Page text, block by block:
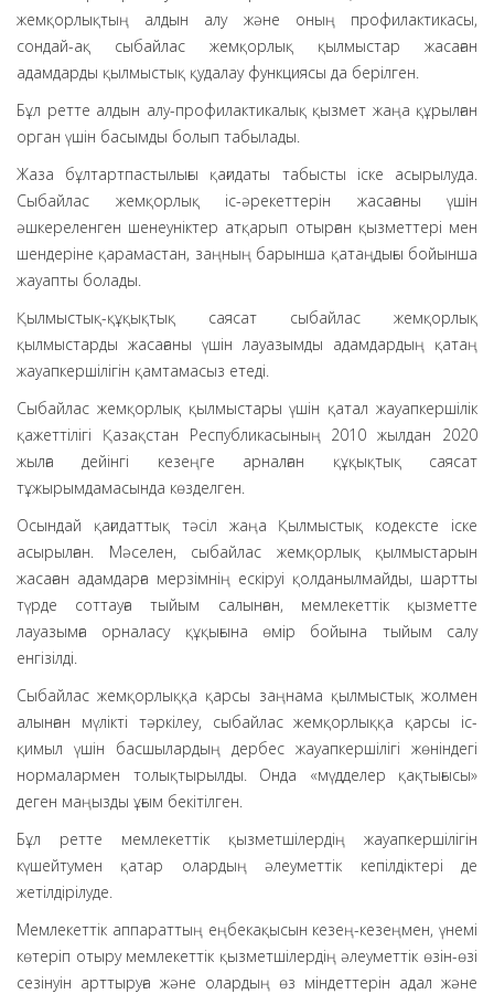
жемқорлықтың алдын алу және оның профилактикасы,
сондай-ақ сыбайлас жемқорлық қылмыстар жасаған
адамдарды қылмыстық қудалау функциясы да берілген.
Бұл ретте алдын алу-профилактикалық қызмет жаңа құрылған
орган үшін басымды болып табылады.
Жаза бұлтартпастылығы қағидаты табысты іске асырылуда.
Сыбайлас жемқорлық іс-әрекеттерін жасағаны үшін
әшкереленген шенеуніктер атқарып отырған қызметтері мен
шендеріне қарамастан, заңның барынша қатаңдығы бойынша
жауапты болады.
Қылмыстық-құқықтық саясат сыбайлас жемқорлық
қылмыстарды жасағаны үшін лауазымды адамдардың қатаң
жауапкершілігін қамтамасыз етеді.
Сыбайлас жемқорлық қылмыстары үшін қатал жауапкершілік
қажеттілігі Қазақстан Республикасының 2010 жылдан 2020
жылға дейінгі кезеңге арналған құқықтық саясат
тұжырымдамасында көзделген.
Осындай қағидаттық тәсіл жаңа Қылмыстық кодексте іске
асырылған. Мәселен, сыбайлас жемқорлық қылмыстарын
жасаған адамдарға мерзімнің ескіруі қолданылмайды, шартты
түрде соттауға тыйым салынған, мемлекеттік қызметте
лауазымға орналасу құқығына өмір бойына тыйым салу
енгізілді.
Сыбайлас жемқорлыққа қарсы заңнама қылмыстық жолмен
алынған мүлікті тәркілеу, сыбайлас жемқорлыққа қарсы іс-
қимыл үшін басшылардың дербес жауапкершілігі жөніндегі
нормалармен толықтырылды. Онда «мүдделер қақтығысы»
деген маңызды ұғым бекітілген.
Бұл ретте мемлекеттік қызметшілердің жауапкершілігін
күшейтумен қатар олардың әлеуметтік кепілдіктері де
жетілдірілуде.
Мемлекеттік аппараттың еңбекақысын кезең-кезеңмен, үнемі
көтеріп отыру мемлекеттік қызметшілердің әлеуметтік өзін-өзі
сезінуін арттыруға және олардың өз міндеттерін адал және